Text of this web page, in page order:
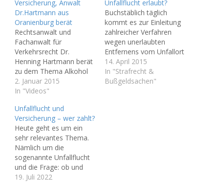
Versicherung, Anwalt
Dr.Hartmann aus
Oranienburg berät
Rechtsanwalt und
Fachanwalt für
Verkehrsrecht Dr.
Henning Hartmann berät
zu dem Thema Alkohol
im Straßenverkehr. Seine
Kanzleien in Berlin,
Bielefeld beraten
kompetent zu allen
Fragen des Straf- und
Verkehrsrechts.
„Unfallflucht im
Straßenverkehr, geregelt
in Paragraph 142,
Strafgesetzbuch. Wer
2. Januar 2015
In "Videos"
Unfallflucht erlaubt?
Buchstäblich täglich
kommt es zur Einleitung
zahlreicher Verfahren
wegen unerlaubten
Entfernens vom Unfallort
(§ 142 StGB), auch
genannt Unfallflucht.
Dieser Straftatbestand
14. April 2015
In "Strafrecht &
Bußgeldsachen"
Unfallflucht und
Versicherung – wer zahlt?
Heute geht es um ein
sehr relevantes Thema.
Nämlich um die
sogenannte Unfallflucht
und die Frage: ob und
wann die Versicherung
19. Juli 2022